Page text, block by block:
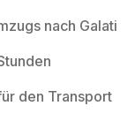
nach Galati
den Transport